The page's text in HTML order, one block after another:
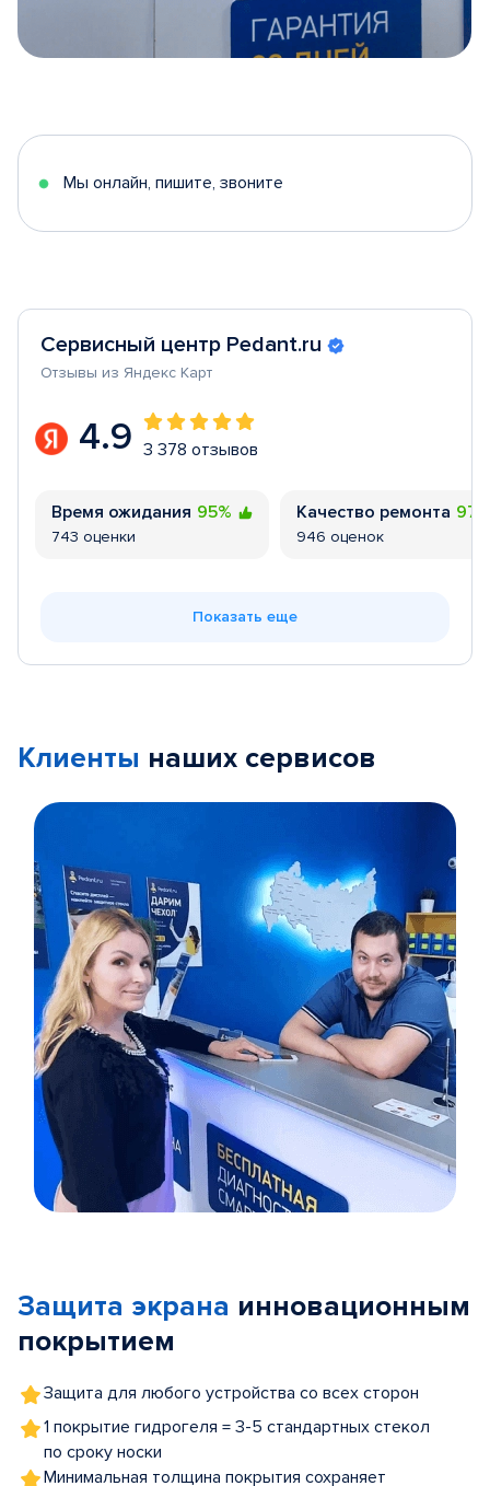
5
Мы онлайн, пишите, звоните
Сервисный центр Pedant.ru
Отзывы из Яндекс Карт
4.9 3 378 отзывов
Время ожидания 95%
743 оценки
Качество ремонта
946 оценок
Показать еще
Клиенты наших сервисов
5
Защита экрана инновационным
покрытием
Защита для любого устройства со всех сторон
1 покрытие гидрогеля = 3-5 стандартных стекол
по сроку носки
Минимальная толщина покрытия сохраняет